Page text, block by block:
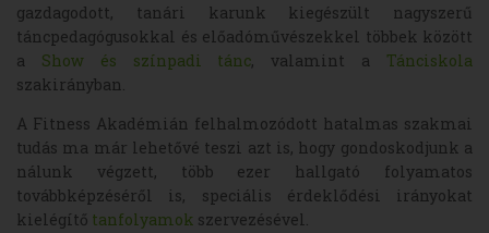
gazdagodott, tanári karunk kiegészült nagyszerű
táncpedagógusokkal és előadóművészekkel többek között
a Show és színpadi tánc, valamint a Tánciskola
szakirányban.
A Fitness Akadémián felhalmozódott hatalmas szakmai
tudás ma már lehetővé teszi azt is, hogy gondoskodjunk a
nálunk végzett, több ezer hallgató folyamatos
továbbképzéséről is, speciális érdeklődési irányokat
kielégítő tanfolyamok szervezésével.